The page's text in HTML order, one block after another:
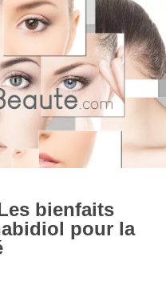
bienfaits
pour la